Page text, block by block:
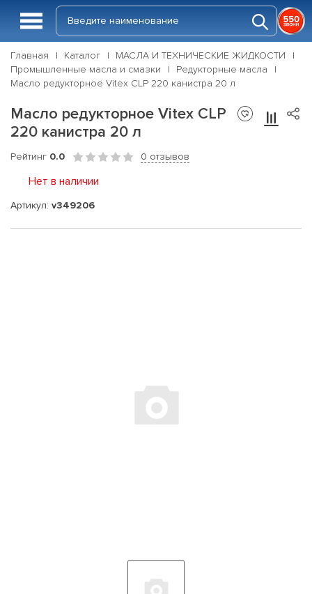
Главная Каталог
МАСЛА И ТЕХНИЧЕСКИЕ ЖИДКОСТИ
Промышленные масла и смазки
Редукторные масла
Масло редукторное Vitex CLP 220 канистра 20 л
Масло редукторное Vitex CLP
220 канистра 20 л
Рейтинг 0.0 0 отзывов
Нет в наличии
Артикул: v349206